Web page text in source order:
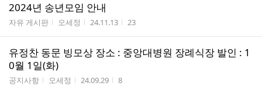
2024년 송년모임 안내
게시판명
자유 게시판 작성자
오세정 작성시간
24.11.13 조회수
23
유정찬 동문 빙모상 장소 : 중앙대병원 장례식장 발인 : 1
0월 1일(화)
게시판명
공지사항 작성자
오세정 작성시간
24.09.29 조회수
8